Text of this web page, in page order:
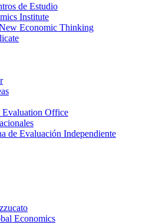
de Estudio
Institute
Economic Thinking
Evaluation Office
de Evaluación Independiente
Economics